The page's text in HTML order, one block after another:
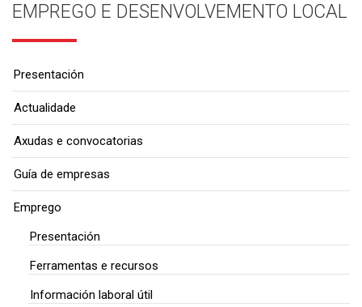
EMPREGO E DESENVOLVEMENTO LOCAL
Presentación
Actualidade
Axudas e convocatorias
Guía de empresas
Emprego
Presentación
Ferramentas e recursos
Información laboral útil